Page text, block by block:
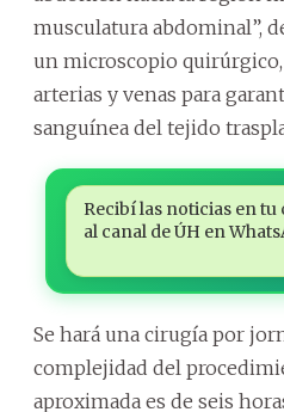
musculatura abdominal”,
un microscopio
arterias y venas para
sanguínea del tejido
Recibí las noticias en tu
al canal de ÚH en
Se hará una cirugía por
complejidad del
aproximada es de seis